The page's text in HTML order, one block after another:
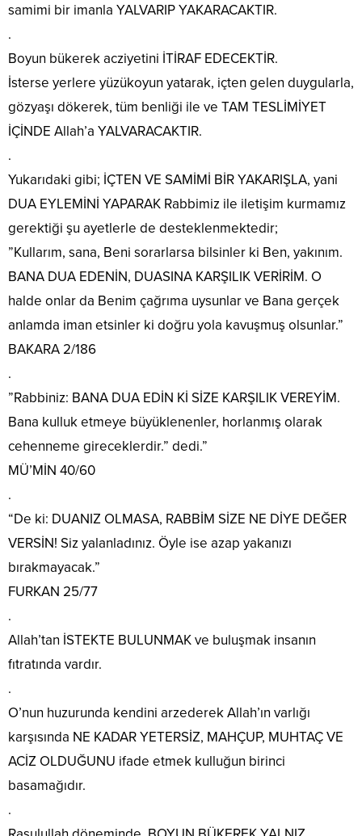
samimi bir imanla YALVARIP YAKARACAKTIR.
.
Boyun bükerek acziyetini İTİRAF EDECEKTİR.
İsterse yerlere yüzükoyun yatarak, içten gelen duygularla,
gözyaşı dökerek, tüm benliği ile ve TAM TESLİMİYET
İÇİNDE Allah’a YALVARACAKTIR.
.
Yukarıdaki gibi; İÇTEN VE SAMİMİ BİR YAKARIŞLA, yani
DUA EYLEMİNİ YAPARAK Rabbimiz ile iletişim kurmamız
gerektiği şu ayetlerle de desteklenmektedir;
”Kullarım, sana, Beni sorarlarsa bilsinler ki Ben, yakınım.
BANA DUA EDENİN, DUASINA KARŞILIK VERİRİM. O
halde onlar da Benim çağrıma uysunlar ve Bana gerçek
anlamda iman etsinler ki doğru yola kavuşmuş olsunlar.”
BAKARA 2/186
.
”Rabbiniz: BANA DUA EDİN Kİ SİZE KARŞILIK VEREYİM.
Bana kulluk etmeye büyüklenenler, horlanmış olarak
cehenneme gireceklerdir.” dedi.”
MÜ’MİN 40/60
.
“De ki: DUANIZ OLMASA, RABBİM SİZE NE DİYE DEĞER
VERSİN! Siz yalanladınız. Öyle ise azap yakanızı
bırakmayacak.”
FURKAN 25/77
.
Allah’tan İSTEKTE BULUNMAK ve buluşmak insanın
fıtratında vardır.
.
O’nun huzurunda kendini arzederek Allah’ın varlığı
karşısında NE KADAR YETERSİZ, MAHÇUP, MUHTAÇ VE
ACİZ OLDUĞUNU ifade etmek kulluğun birinci
basamağıdır.
.